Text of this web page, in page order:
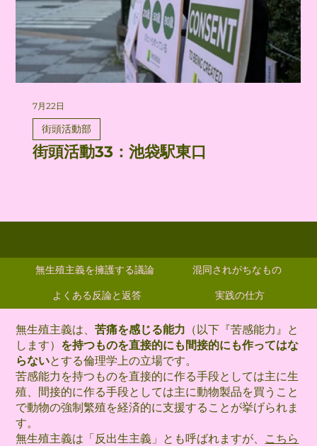
街頭活動33：池袋駅東口
街頭活動部
7月22日
無生殖主義を擁護する議論
混同されがちなもの
よくある反論と返答
実践の仕方
無生殖主義は、苦痛を感じる能力 （以下『苦感能力』と
します） を持つものを直接的にも間接的にも作ってはな
らないとする倫理学上の立場です。
苦感能力を持つものを直接的に作る手段としては主に生
殖、間接的に作る手段としては主に動物製品を買うこと
で動物の強制繁殖を経済的に支援することが挙げられま
す。
無生殖主義は「反出生主義」とも呼ばれますが、 こちら